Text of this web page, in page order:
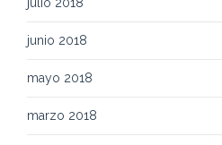
junio 2018
mayo 2018
marzo 2018